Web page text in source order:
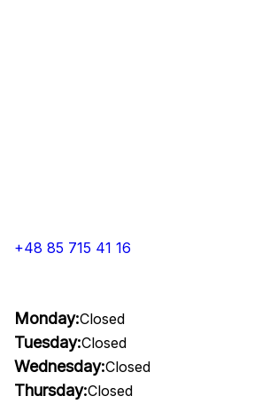
+48 85 715 41 16
Monday:Closed
Tuesday:Closed
Wednesday:Closed
Thursday:Closed